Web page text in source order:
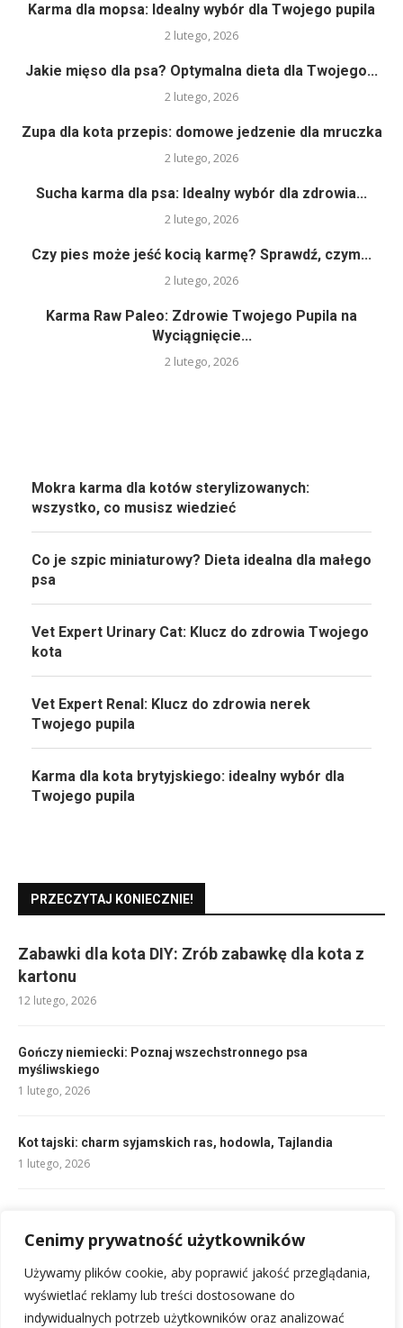
Cenimy prywatność użytkowników
Używamy plików cookie, aby poprawić jakość przeglądania,
wyświetlać reklamy lub treści dostosowane do
indywidualnych potrzeb użytkowników oraz analizować
Karma dla mopsa: Idealny wybór dla Twojego pupila
2 lutego, 2026
Jakie mięso dla psa? Optymalna dieta dla Twojego...
2 lutego, 2026
Zupa dla kota przepis: domowe jedzenie dla mruczka
2 lutego, 2026
Sucha karma dla psa: Idealny wybór dla zdrowia...
2 lutego, 2026
Czy pies może jeść kocią karmę? Sprawdź, czym...
2 lutego, 2026
Karma Raw Paleo: Zdrowie Twojego Pupila na
Wyciągnięcie...
2 lutego, 2026
Mokra karma dla kotów sterylizowanych:
wszystko, co musisz wiedzieć
Co je szpic miniaturowy? Dieta idealna dla małego
psa
Vet Expert Urinary Cat: Klucz do zdrowia Twojego
kota
Vet Expert Renal: Klucz do zdrowia nerek
Twojego pupila
Karma dla kota brytyjskiego: idealny wybór dla
Twojego pupila
PRZECZYTAJ KONIECZNIE!
Zabawki dla kota DIY: Zrób zabawkę dla kota z
kartonu
12 lutego, 2026
Gończy niemiecki: Poznaj wszechstronnego psa
myśliwskiego
1 lutego, 2026
Kot tajski: charm syjamskich ras, hodowla, Tajlandia
1 lutego, 2026
2 lutego, 2026
Pekińczyk: Wszystko, co musisz wiedzieć o tej rasie
1 lutego, 2026